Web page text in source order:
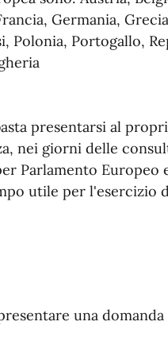
Germania,
Polonia, Portogallo,
presentarsi al
nei giorni delle
Parlamento Europeo
utile per l'esercizio
una domanda